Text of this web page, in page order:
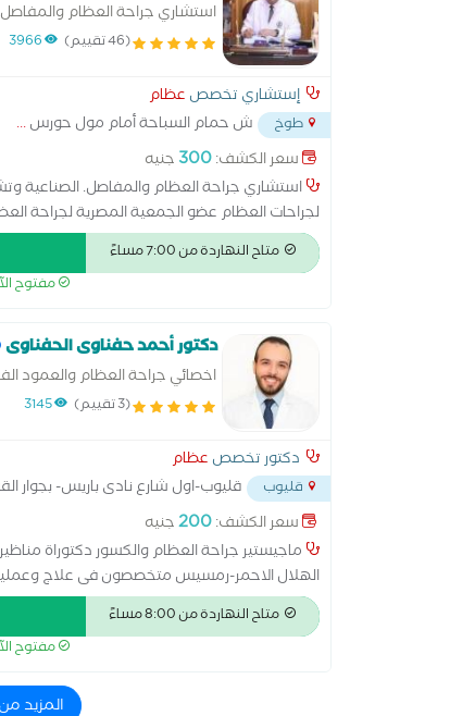
استشاري جراحة العظام
(46 تقييم) 3966
إستشاري تخصص عظام
طوخ ش حمام السباحة أمام مول حورس...
سعر الكشف:300 جنيه
استشاري جراحة العظام والمفاصل. الصناعية
لجراحات العظام عضو الجمعية المصرية لجراحة
متاح النهاردة من 7:00 مساءً
مفتوح
دكتور أحمد حفناوى الحفناوى
اخصائي جراحة العظام والعمود
(3 تقييم) 3145
دكتور تخصص عظام
قليوب قليوب-اول شارع نادى باريس- بجوار
سعر الكشف:200جنيه
ماجيستير جراحة العظام والكسور دكتوراة
الهلال الاحمر-رمسيس متخصصون فى علاج
الركبة والكتف وإصابات الملاعب علاج أمراض
الموضعى والتردد الحرارى للمفاصل والعمود الفقرى
متاح النهاردة من 8:00 مساءً
مفتوح
المزيد